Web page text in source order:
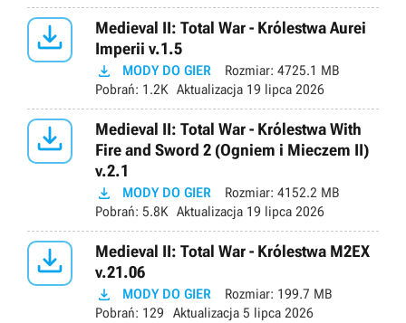

Medieval II: Total War - Królestwa Aurei
Imperii v.1.5
 MODY DO GIER Rozmiar: 4725.1 MB
Pobrań: 1.2K Aktualizacja 19 lipca 2026

Medieval II: Total War - Królestwa With
Fire and Sword 2 (Ogniem i Mieczem II)
v.2.1
 MODY DO GIER Rozmiar: 4152.2 MB
Pobrań: 5.8K Aktualizacja 19 lipca 2026

Medieval II: Total War - Królestwa M2EX
v.21.06
 MODY DO GIER Rozmiar: 199.7 MB
Pobrań: 129 Aktualizacja 5 lipca 2026